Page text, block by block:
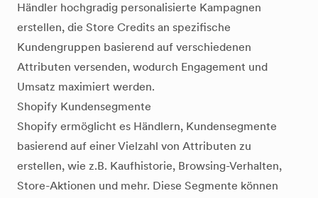
Händler hochgradig personalisierte Kampagnen
erstellen, die Store Credits an spezifische
Kundengruppen basierend auf verschiedenen
Attributen versenden, wodurch Engagement und
Umsatz maximiert werden.
Shopify Kundensegmente
Shopify ermöglicht es Händlern, Kundensegmente
basierend auf einer Vielzahl von Attributen zu
erstellen, wie z.B. Kaufhistorie, Browsing-Verhalten,
Store-Aktionen und mehr. Diese Segmente können